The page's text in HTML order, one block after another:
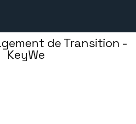
de Transition -
KeyWe